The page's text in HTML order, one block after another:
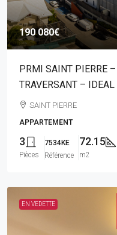
190 080€
PRMI SAINT PIERRE
TRAVERSANT –
SAINT PIERRE
APPARTEMENT
3
Pièces
7534KE
Référence
72.15
m2
EN VEDETTE